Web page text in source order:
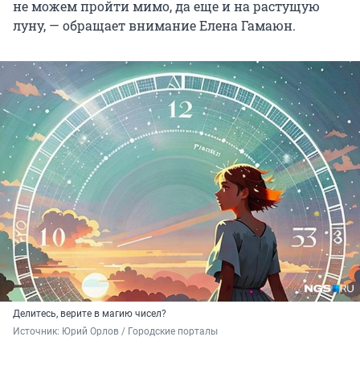
не можем пройти мимо, да еще и на растущую
луну, — обращает внимание Елена Гамаюн.
Делитесь, верите в магию чисел?
Источник: Юрий Орлов / Городские порталы